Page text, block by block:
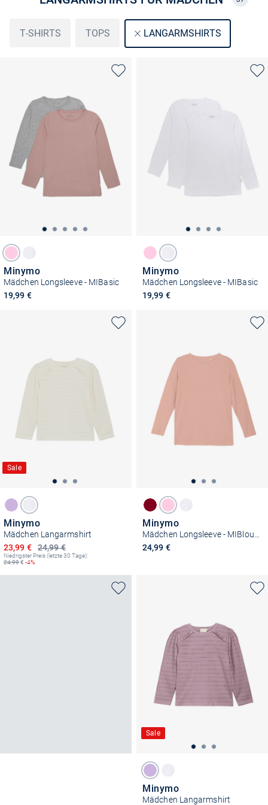
T-SHIRTS TOPS LANGARMSHIRTS
Minymo
Mädchen Longsleeve - MIBasic
19,99 €
Minymo
Mädchen Longsleeve - MIBasic
19,99 €
Sale
Minymo
Mädchen Langarmshirt
24,99 €
Ermäßigter Preis
23,99 €
Niedrigster Preis (letzte 30 Tage):
24,99€ -4%
Minymo
24,99 €
Sale
Minymo
Mädchen Langarmshirt